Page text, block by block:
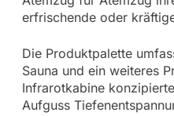
erfrischende oder
Die Produktpalette
Sauna und ein weiteres
Infrarotkabine
Aufguss